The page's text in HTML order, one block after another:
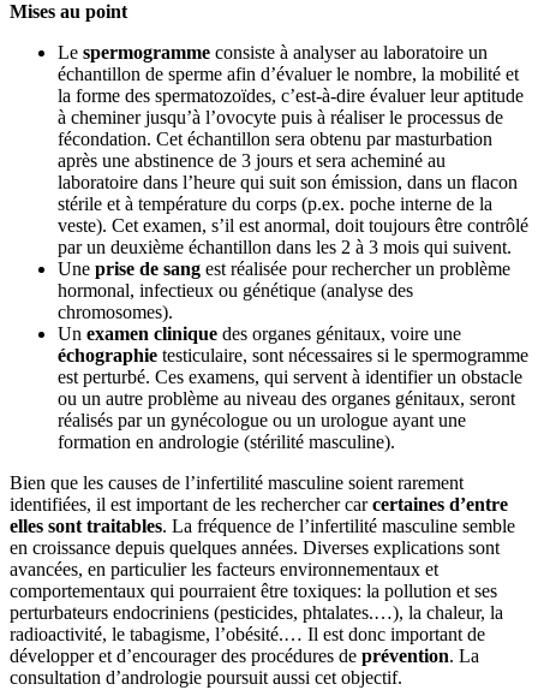
Mises au point
Le spermogramme consiste à analyser au laboratoire un
échantillon de sperme afin d’évaluer le nombre, la mobilité et
la forme des spermatozoïdes, c’est-à-dire évaluer leur aptitude
à cheminer jusqu’à l’ovocyte puis à réaliser le processus de
fécondation. Cet échantillon sera obtenu par masturbation
après une abstinence de 3 jours et sera acheminé au
laboratoire dans l’heure qui suit son émission, dans un flacon
stérile et à température du corps (p.ex. poche interne de la
veste). Cet examen, s’il est anormal, doit toujours être contrôlé
par un deuxième échantillon dans les 2 à 3 mois qui suivent.
Une prise de sang est réalisée pour rechercher un problème
hormonal, infectieux ou génétique (analyse des
chromosomes).
Un examen clinique des organes génitaux, voire une
échographie testiculaire, sont nécessaires si le spermogramme
est perturbé. Ces examens, qui servent à identifier un obstacle
ou un autre problème au niveau des organes génitaux, seront
réalisés par un gynécologue ou un urologue ayant une
formation en andrologie (stérilité masculine).
Bien que les causes de l’infertilité masculine soient rarement
identifiées, il est important de les rechercher carcertaines d’entre
elles sont traitables. La fréquence de l’infertilité masculine semble
en croissance depuis quelques années. Diverses explications sont
avancées, en particulier les facteurs environnementaux et
comportementaux qui pourraient être toxiques: la pollution et ses
perturbateurs endocriniens (pesticides, phtalates.…), la chaleur, la
radioactivité, le tabagisme, l’obésité.… Il est donc important de
développer et d’encourager des procédures de prévention. La
consultation d’andrologie poursuit aussi cet objectif.